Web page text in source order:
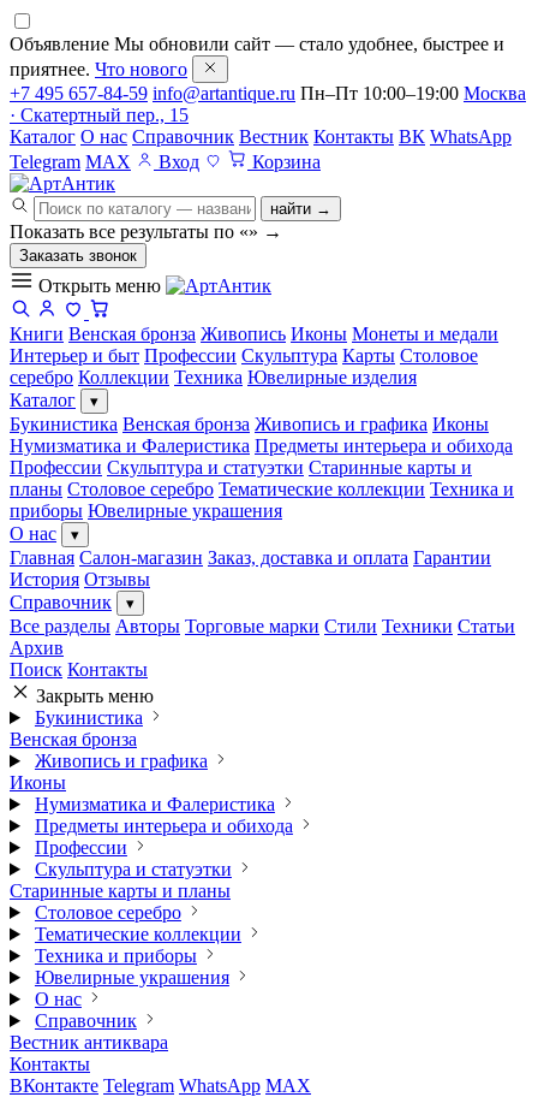
Объявление Мы обновили сайт — стало удобнее, быстрее и
приятнее. Что нового
+7 495 657-84-59 info@artantique.ru Пн–Пт 10:00–19:00 Москва
· Скатертный пер., 15
Каталог О нас Справочник Вестник Контакты ВК WhatsApp
Telegram MAX Вход Корзина
найти →
Показать все результаты по «» →
Заказать звонок
Открыть меню
Книги Венская бронза Живопись Иконы Монеты и медали
Интерьер и быт Профессии Скульптура Карты Столовое
серебро Коллекции Техника Ювелирные изделия
Каталог
▾
Букинистика Венская бронза Живопись и графика Иконы
Нумизматика и Фалеристика Предметы интерьера и обихода
Профессии Скульптура и статуэтки Старинные карты и
планы Столовое серебро Тематические коллекции Техника и
приборы Ювелирные украшения
О нас
▾
Главная Салон-магазин Заказ, доставка и оплата Гарантии
История Отзывы
Справочник
▾
Все разделы Авторы Торговые марки Стили Техники Статьи
Архив
Поиск Контакты
Закрыть меню
Букинистика
Венская бронза
Живопись и графика
Иконы
Нумизматика и Фалеристика
Предметы интерьера и обихода
Профессии
Скульптура и статуэтки
Старинные карты и планы
Столовое серебро
Тематические коллекции
Техника и приборы
Ювелирные украшения
О нас
Справочник
Вестник антиквара
Контакты
ВКонтакте Telegram WhatsApp MAX